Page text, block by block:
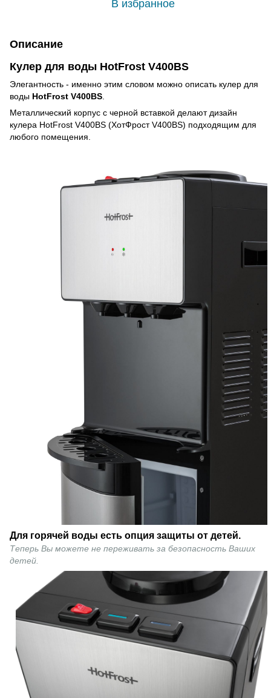
В избранное
Описание
Кулер для воды HotFrost V400BS
Элегантность - именно этим словом можно описать кулер для
воды HotFrost V400BS
Металлический корпус с черной вставкой делают дизайн
кулера HotFrost V400BS (ХотФрост V400BS) подходящим для
любого помещения.
Для горячей воды есть опция защиты от детей.
Теперь Вы можете не переживать за безопасность Ваших
детей.